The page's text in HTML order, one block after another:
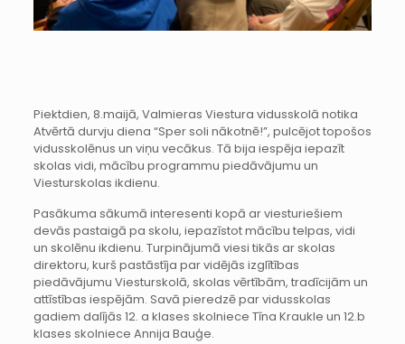
Piektdien, 8.maijā, Valmieras Viestura vidusskolā notika
Atvērtā durvju diena “Sper soli nākotnē!”, pulcējot topošos
vidusskolēnus un viņu vecākus. Tā bija iespēja iepazīt
skolas vidi, mācību programmu piedāvājumu un
Viesturskolas ikdienu.
Pasākuma sākumā interesenti kopā ar viesturiešiem
devās pastaigā pa skolu, iepazīstot mācību telpas, vidi
un skolēnu ikdienu. Turpinājumā viesi tikās ar skolas
direktoru, kurš pastāstīja par vidējās izglītības
piedāvājumu Viesturskolā, skolas vērtībām, tradīcijām un
attīstības iespējām. Savā pieredzē par vidusskolas
gadiem dalījās 12. a klases skolniece Tīna Kraukle un 12.b
klases skolniece Annija Bauģe.